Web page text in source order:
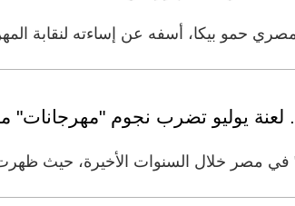
حمو بيكا، أسفه عن إساءته لنقابة
لعنة يوليو تضرب نجوم "مهرجانات"
مصر خلال السنوات الأخيرة، حيث